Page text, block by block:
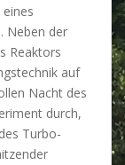
Neben der
Reaktors
auf
Nacht des
durch,
Turbo-